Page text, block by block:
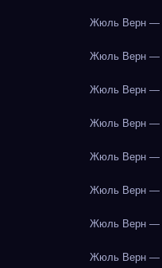
Жюль Верн —
Жюль Верн —
Жюль Верн —
Жюль Верн —
Жюль Верн —
Жюль Верн —
Жюль Верн —
Жюль Верн —